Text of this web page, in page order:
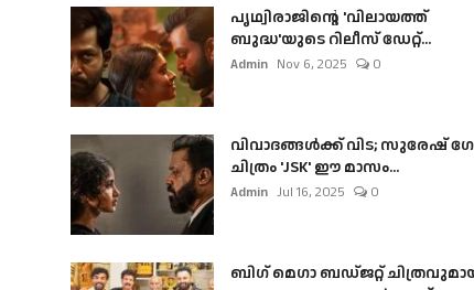
പൃഥ്വിരാജിന്റെ 'വിലായത്ത്
ബുദ്ധ'യുടെ റിലീസ് ഡേറ്റ്...
Admin Nov 6, 2025 0
വിവാദങ്ങൾക്ക് വിട; സുരേഷ്
ചിത്രം 'JSK' ഈ മാസം...
Admin Jul 16, 2025 0
ബി​ഗ് മെഗാ ബഡ്ജറ്റ്